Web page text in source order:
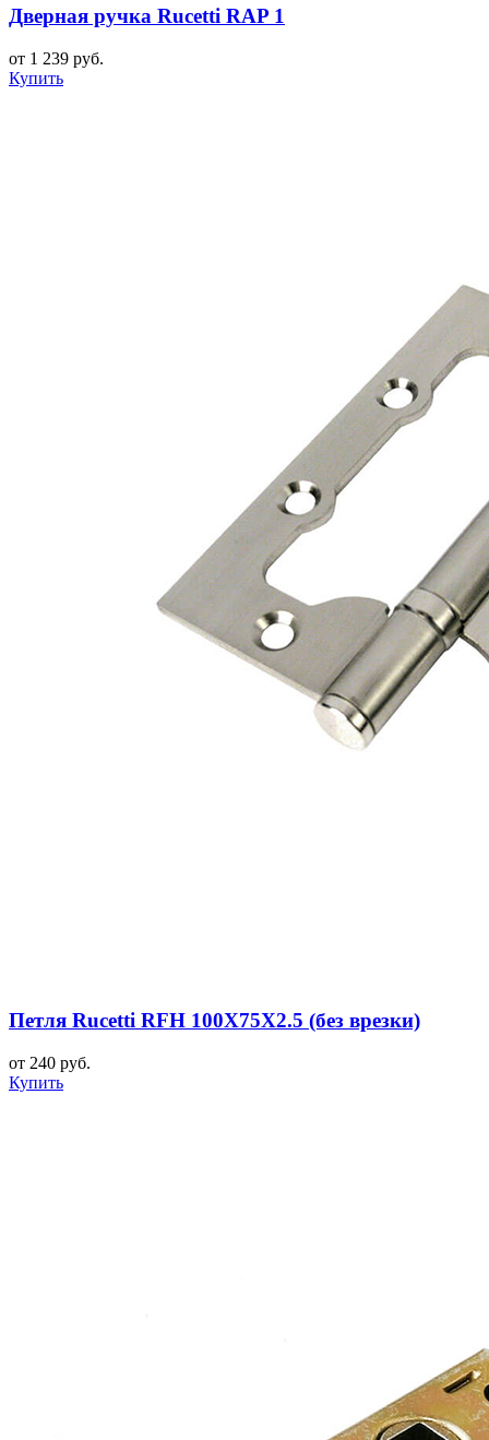
Дверная ручка Rucetti RAP 1
от 1 239 руб.
Купить
Петля Rucetti RFH 100X75X2.5 (без врезки)
от 240 руб.
Купить